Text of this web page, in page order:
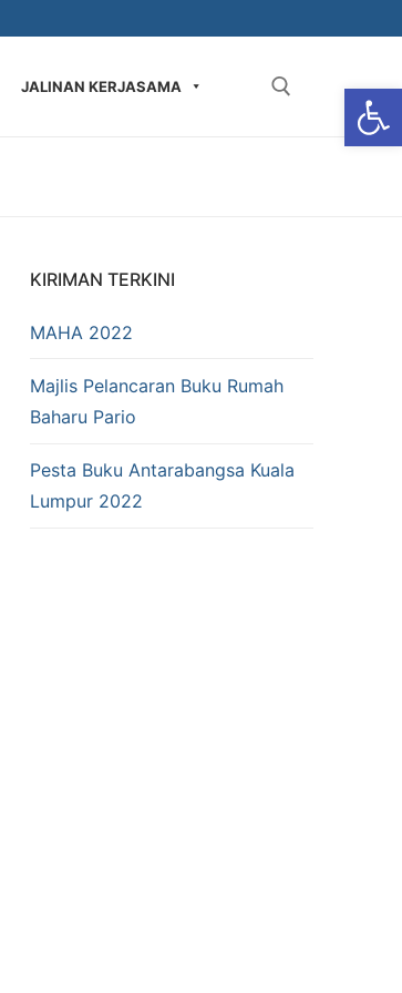
JALINAN KERJASAMA
KIRIMAN TERKINI
MAHA 2022​
Majlis Pelancaran Buku Rumah
Baharu Pario
Pesta Buku Antarabangsa Kuala
Lumpur 2022